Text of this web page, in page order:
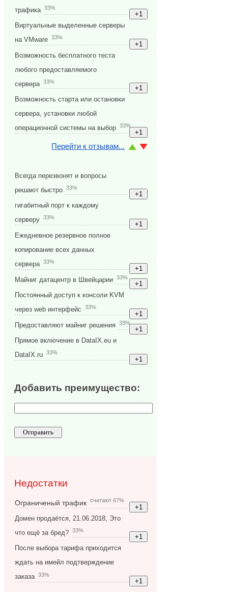
трафика
33%
Виртуальные выделенные серверы
на VMware
33%
Возможность бесплатного теста
любого предоставляемого
сервера
33%
Возможность старта или остановки
сервера, установки любой
операционной системы на выбор
33%
Перейти к отзывам...
Всегда перезвонят и вопросы
решают быстро
33%
гигабитный порт к каждому
серверу
33%
Ежедневное резервное полное
копирование всех данных
сервера
33%
Майниг датацентр в Швейцарии 33%
Постоянный доступ к консоли KVM
через web интерфейс
33%
Предоставляют майниг решения 33%
Прямое включение в DataIX.eu и
DataIX.ru
33%
Добавить преимущество:
Недостатки
Ограниченый трафик считают 67%
Домен продаётся, 21.06.2018, Это
что ещё за бред?
33%
После выбора тарифа приходится
ждать на имейл подтверждение
заказа 33%